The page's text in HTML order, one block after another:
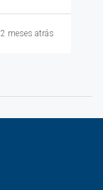
2 meses atrás